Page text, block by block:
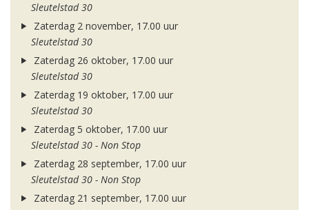
Sleutelstad 30
Zaterdag 2 november, 17.00 uur
Sleutelstad 30
Zaterdag 26 oktober, 17.00 uur
Sleutelstad 30
Zaterdag 19 oktober, 17.00 uur
Sleutelstad 30
Zaterdag 5 oktober, 17.00 uur
Sleutelstad 30 - Non Stop
Zaterdag 28 september, 17.00 uur
Sleutelstad 30 - Non Stop
Zaterdag 21 september, 17.00 uur